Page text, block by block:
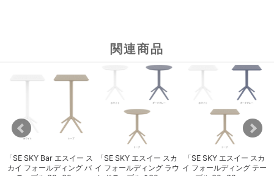
関連商品
「SE SKY Bar エスイー ス
カイ フォールディング バ
「SE SKY エスイー スカ
イ フォールディング ラウ
「SE SKY エスイー スカ
イ フォールディング テー